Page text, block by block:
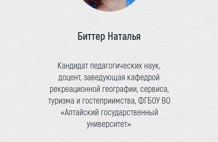
Биттер Наталья
Кандидат педагогических наук,
доцент, заведующая кафедрой
рекреационной географии, сервиса,
туризма и гостеприимства, ФГБОУ ВО
«Алтайский государственный
университет»